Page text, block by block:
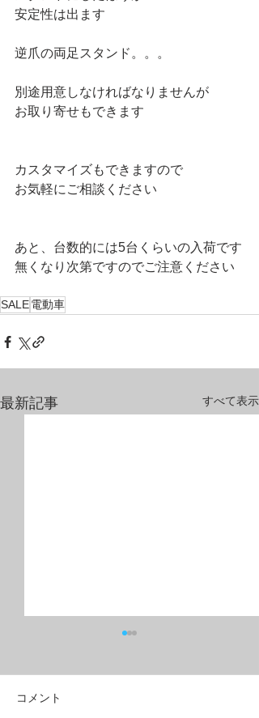
安定性は出ます
逆爪の両足スタンド。。。
別途用意しなければなりませんが
お取り寄せもできます
カスタマイズもできますので
お気軽にご相談ください
あと、台数的には5台くらいの入荷です
無くなり次第ですのでご注意ください
SALE電動車
最新記事 すべて表示
コメント